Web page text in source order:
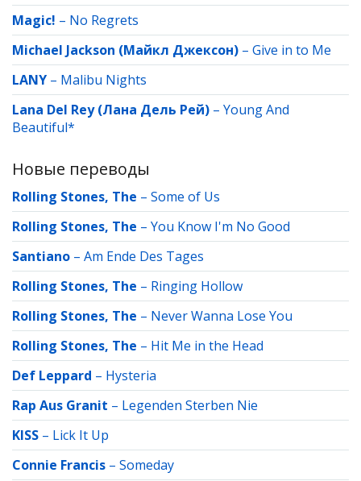
Magic! – No Regrets
Michael Jackson (Майкл Джексон) – Give in to Me
LANY – Malibu Nights
Lana Del Rey (Лана Дель Рей) – Young And
Beautiful*
Новые переводы
Rolling Stones, The – Some of Us
Rolling Stones, The – You Know I'm No Good
Santiano – Am Ende Des Tages
Rolling Stones, The – Ringing Hollow
Rolling Stones, The – Never Wanna Lose You
Rolling Stones, The – Hit Me in the Head
Def Leppard – Hysteria
Rap Aus Granit – Legenden Sterben Nie
KISS – Lick It Up
Connie Francis – Someday